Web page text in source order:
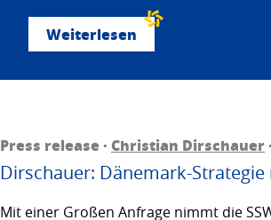
Weiterlesen
Press release · Christian Dirschauer
Dirschauer: Dänemark-
Mit einer Großen Anfrage nimmt die